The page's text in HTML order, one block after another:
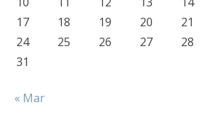
17
18 19 20 21
24
25 26 27 28
31
« Mar